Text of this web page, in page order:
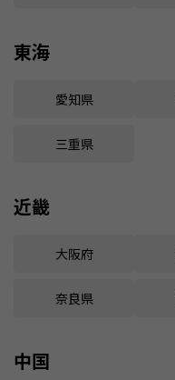
東海
愛知県
三重県
近畿
大阪府
奈良県
中国